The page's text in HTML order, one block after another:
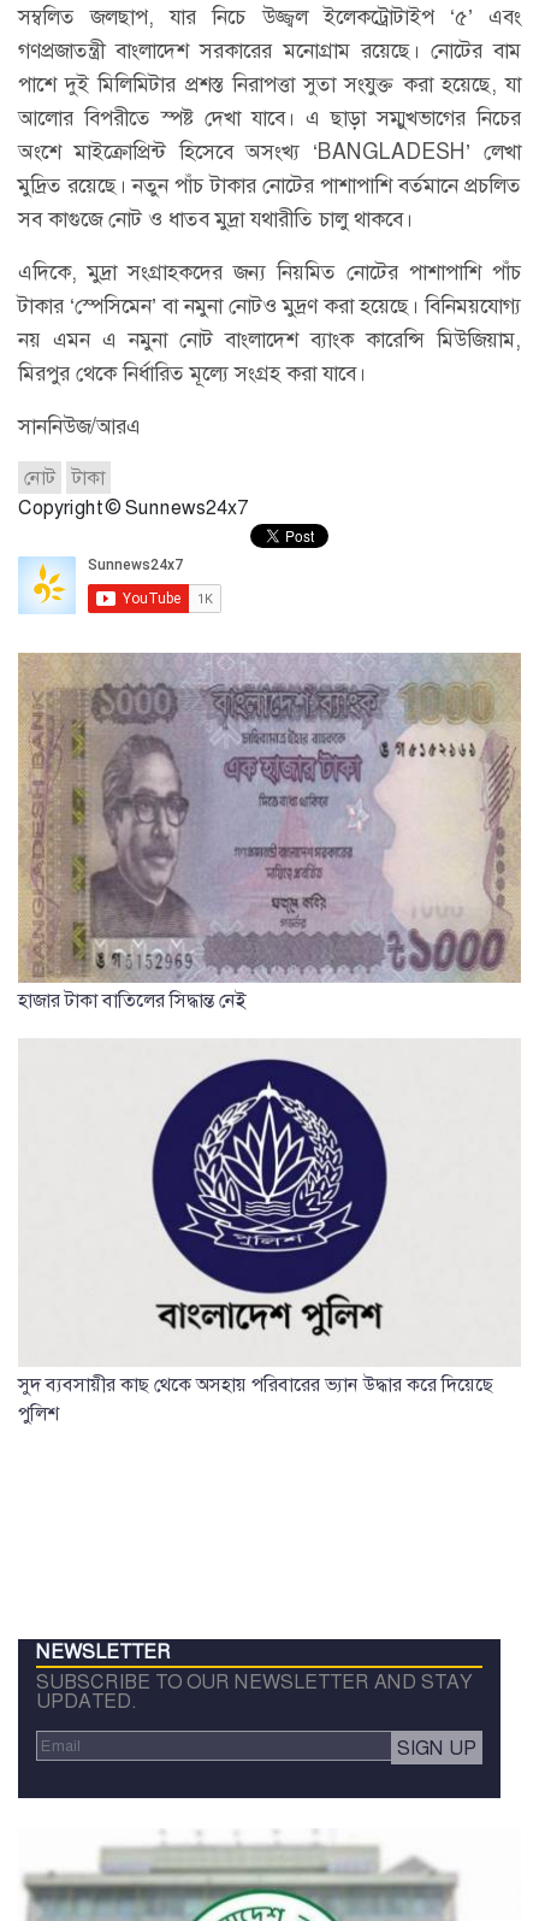
সম্বলিত জলছাপ, যার নিচে উজ্জ্বল ইলেকট্রোটাইপ ‘৫’ এবং
গণপ্রজাতন্ত্রী বাংলাদেশ সরকারের মনোগ্রাম রয়েছে। নোটের বাম
পাশে দুই মিলিমিটার প্রশস্ত নিরাপত্তা সুতা সংযুক্ত করা হয়েছে, যা
আলোর বিপরীতে স্পষ্ট দেখা যাবে। এ ছাড়া সম্মুখভাগের নিচের
অংশে মাইক্রোপ্রিন্ট হিসেবে অসংখ্য ‘BANGLADESH’ লেখা
মুদ্রিত রয়েছে। নতুন পাঁচ টাকার নোটের পাশাপাশি বর্তমানে প্রচলিত
সব কাগুজে নোট ও ধাতব মুদ্রা যথারীতি চালু থাকবে।
এদিকে, মুদ্রা সংগ্রাহকদের জন্য নিয়মিত নোটের পাশাপাশি পাঁচ
টাকার ‘স্পেসিমেন’ বা নমুনা নোটও মুদ্রণ করা হয়েছে। বিনিময়যোগ্য
নয় এমন এ নমুনা নোট বাংলাদেশ ব্যাংক কারেন্সি মিউজিয়াম,
মিরপুর থেকে নির্ধারিত মূল্যে সংগ্রহ করা যাবে।
সাননিউজ/আরএ
নোট
টাকা
Copyright © Sunnews24x7
হাজার টাকা বাতিলের সিদ্ধান্ত নেই
সুদ ব্যবসায়ীর কাছ থেকে অসহায় পরিবারের ভ্যান উদ্ধার করে দিয়েছে
পুলিশ
NEWSLETTER
SUBSCRIBE TO OUR NEWSLETTER AND STAY
UPDATED.